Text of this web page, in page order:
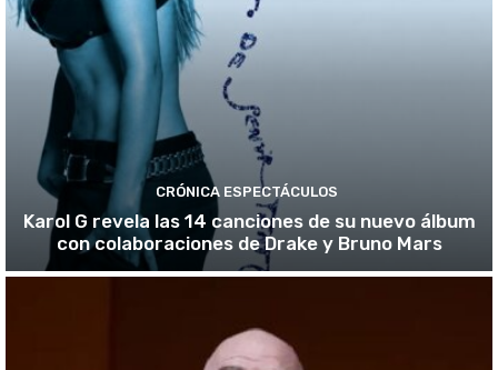
CRÓNICA ESPECTÁCULOS
Karol G revela las 14 canciones de su nuevo álbum
con colaboraciones de Drake y Bruno Mars